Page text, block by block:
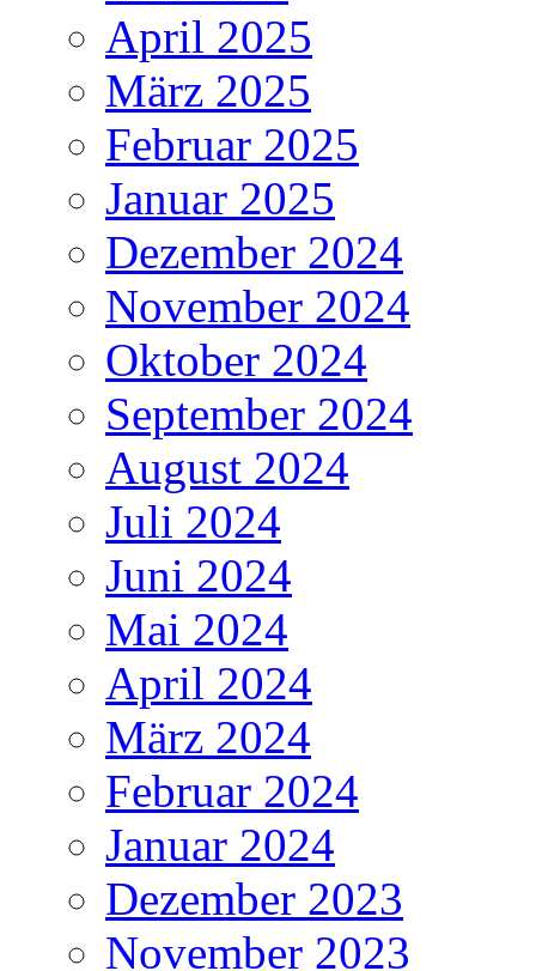
April 2025
März 2025
Februar 2025
Januar 2025
Dezember 2024
November 2024
Oktober 2024
September 2024
August 2024
Juli 2024
Juni 2024
Mai 2024
April 2024
März 2024
Februar 2024
Januar 2024
Dezember 2023
November 2023